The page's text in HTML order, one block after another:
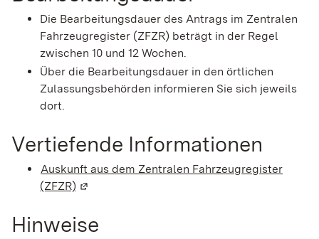
Die Bearbeitungsdauer des Antrags im Zentralen
Fahrzeugregister (ZFZR) beträgt in der Regel
zwischen 10 und 12 Wochen.
Über die Bearbeitungsdauer in den örtlichen
Zulassungsbehörden informieren Sie sich jeweils
dort.
Vertiefende Informationen
Auskunft aus dem Zentralen Fahrzeugregister
(ZFZR) (Wird in einem neuen Fenster geöffnet)
Hinweise